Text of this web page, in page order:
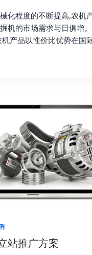
化程度的不断提高,农机
机的市场需求与日俱增
产品以性价比优势在国
国农机企业拓展国际市
地制定出一整套行之有效
站推广方案